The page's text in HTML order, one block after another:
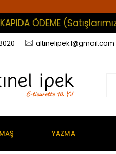
(Satışlarımız
altinelipek1@gmail.com
YAZMA